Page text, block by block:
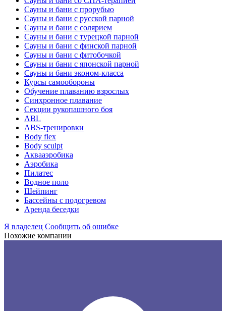
Сауны и бани с прорубью
Сауны и бани с русской парной
Сауны и бани с солярием
Сауны и бани с турецкой парной
Сауны и бани с финской парной
Сауны и бани с фитобочкой
Сауны и бани с японской парной
Сауны и бани эконом-класса
Курсы самообороны
Обучение плаванию взрослых
Синхронное плавание
Секции рукопашного боя
ABL
ABS-тренировки
Body flex
Body sculpt
Аквааэробика
Аэробика
Пилатес
Водное поло
Шейпинг
Бассейны с подогревом
Аренда беседки
Я владелец Сообщить об ошибке
Похожие компании